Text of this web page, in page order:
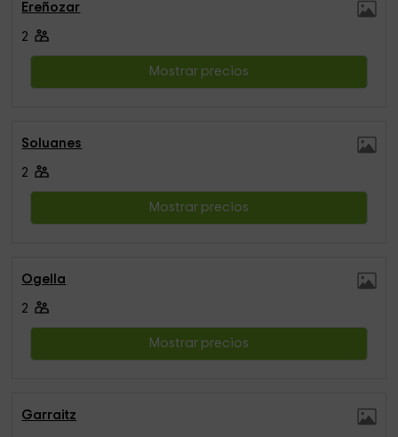
Ereñozar
2
Mostrar precios
Soluanes
2
Mostrar precios
Ogella
2
Mostrar precios
Garraitz